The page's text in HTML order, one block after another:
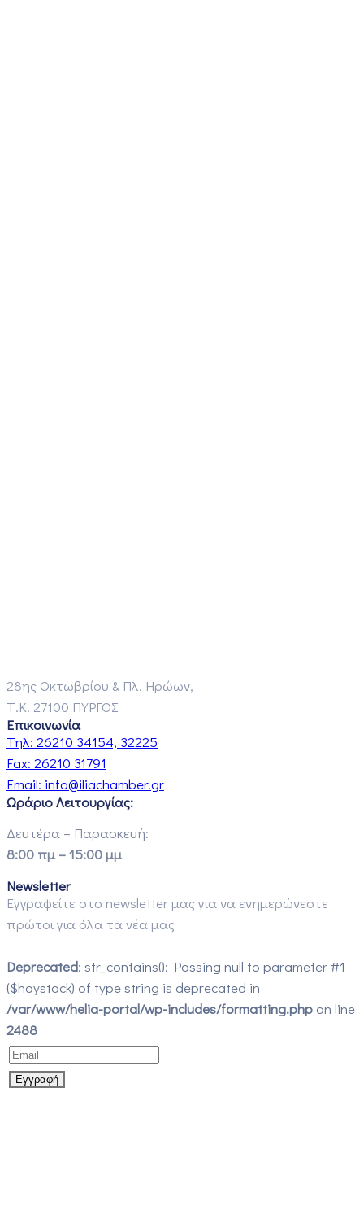
28ης Οκτωβρίου & Πλ. Ηρώων,
Τ.Κ. 27100 ΠΥΡΓΟΣ
Επικοινωνία
Τηλ: 26210 34154, 32225
Fax: 26210 31791
Email: info@iliachamber.gr
Ωράριο Λειτουργίας:
Δευτέρα – Παρασκευή:
8:00 πμ – 15:00 μμ
Newsletter
Εγγραφείτε στο newsletter μας για να ενημερώνεστε
πρώτοι για όλα τα νέα μας
Deprecated: str_contains(): Passing null to parameter #1
($haystack) of type string is deprecated in
/var/www/helia-portal/wp-includes/formatting.php on line
2488